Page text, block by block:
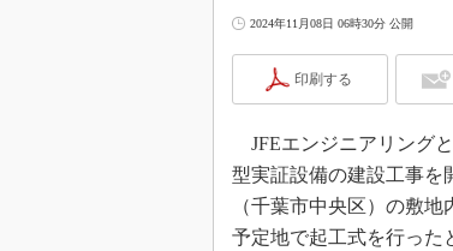
2024年11月08日 06時30分 公開
印刷する
JFEエンジニアリング
型実証設備の建設工事を
（千葉市中央区）の敷
予定地で起工式を行った